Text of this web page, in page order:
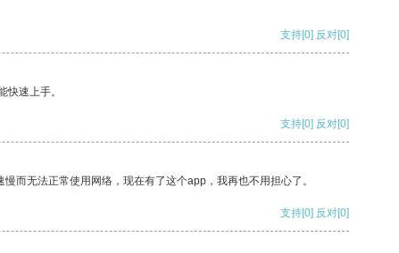
支持[0] 反对[0]
速上手。
支持[0] 反对[0]
而无法正常使用网络，现在有了这个app，我再也不用担心了。
支持[0] 反对[0]